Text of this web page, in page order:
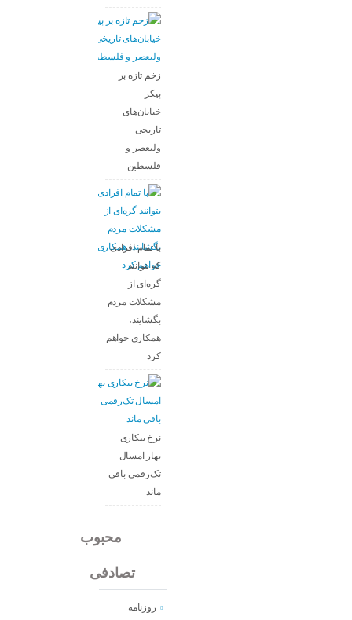
زخم تازه بر
پیکر
خیابان‌های
تاریخی
ولیعصر و
فلسطین
با تمام افرادی
که بتوانند
گره‌ای از
مشکلات مردم
بگشایند،
همکاری خواهم
کرد
نرخ بیکاری
بهار امسال
تک‌رقمی باقی
ماند
محبوب
تصادفی
روزنامه